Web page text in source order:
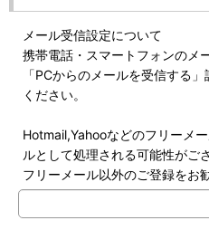
メール受信設定について
携帯電話・スマートフォンのメ
「PCからのメールを受信する
ください。
Hotmail,Yahooなどのフリーメ
ルとして処理される可能性がご
フリーメール以外のご登録をお